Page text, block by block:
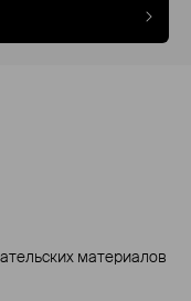
материалов